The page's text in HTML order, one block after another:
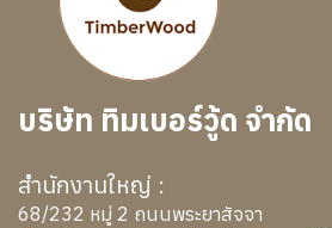
บริษัท ทิมเบอร์วู้ด จำกัด
สำนักงานใหญ่ :
68/232 หมู่ 2 ถนนพระยาสัจจา